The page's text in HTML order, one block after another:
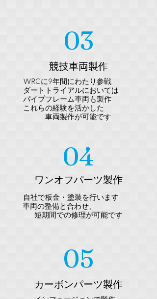
03
競技車両製作
WRCに9年間にわたり参戦
ダートトライアルにおいては
パイプフレーム車両も製作
これらの経験を活かした
車両製作が可能です
04
ワンオフパーツ製作
自社で板金・塗装を行います
車両の整備と合わせ、
短期間での修理が可能です
05
カーボンパーツ製作